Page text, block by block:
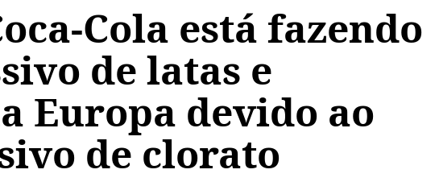
Cola está fazendo
de latas e
Europa devido ao
de clorato